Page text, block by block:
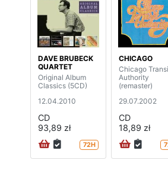
DAVE BRUBECK
QUARTET
Original Album
Classics (5CD)
12.04.2010
CD
93,89 zł
72H
CHICAGO
Chicago
Authority
(remaster)
29.07.2002
CD
18,89 zł